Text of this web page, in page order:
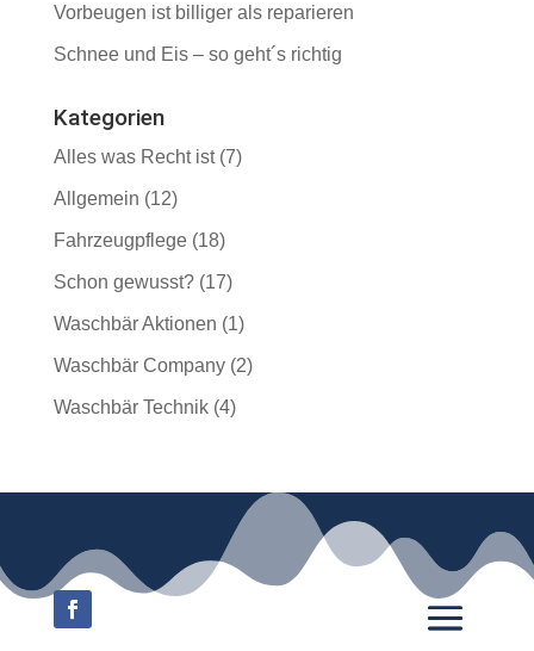
Vorbeugen ist billiger als reparieren
Schnee und Eis – so geht´s richtig
Kategorien
Alles was Recht ist(7)
Allgemein (12)
Fahrzeugpflege(18)
Schon gewusst?(17)
Waschbär Aktionen (1)
Waschbär Company(2)
Waschbär Technik(4)